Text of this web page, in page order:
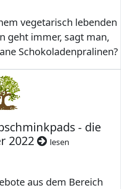
vegetarisch lebenden
geht immer, sagt man,
Schokoladenpralinen?
- die
2022
lesen
aus dem Bereich